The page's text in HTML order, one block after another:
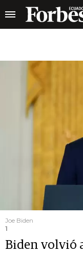
Joe Biden
1
Biden volvió